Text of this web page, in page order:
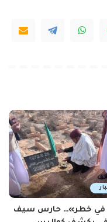
في خطر»… حارس سيف